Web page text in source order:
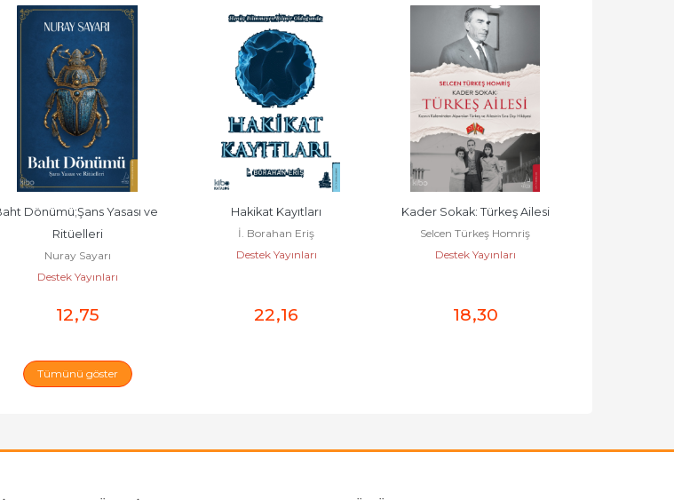
Dönümü;Şans Yasası ve
Ritüelleri
Nuray Sayarı
Destek Yayınları
12,75
Hakikat Kayıtları
İ. Borahan Eriş
Destek Yayınları
22,16
Kader Sokak: Türkeş Ailesi
Selcen Türkeş Homriş
Destek Yayınları
18,30
Tümünü göster